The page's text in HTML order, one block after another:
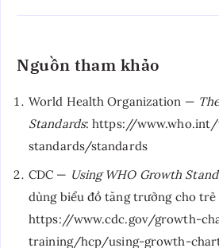
Nguồn tham khảo
World Health Organization —
Standards: https://
standards/standards
CDC — Using WHO Growth
dùng biểu đồ tăng trưởng cho trẻ
https://www.cdc.gov/growth-
training/hcp/using-growth-